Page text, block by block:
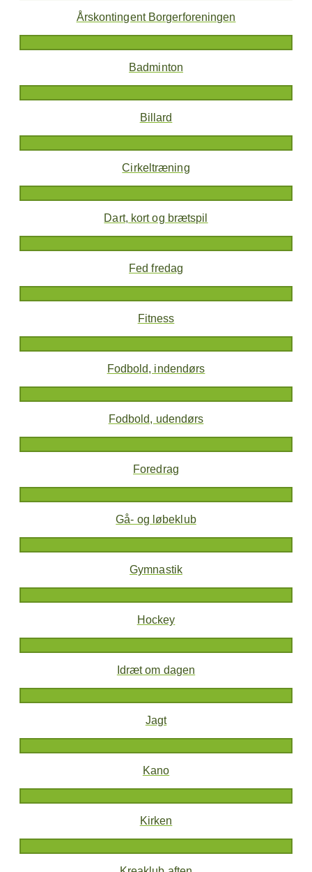
Årskontingent Borgerforeningen
Badminton
Billard
Cirkeltræning
Dart, kort og brætspil
Fed fredag
Fitness
Fodbold, indendørs
Fodbold, udendørs
Foredrag
Gå- og løbeklub
Gymnastik
Hockey
Idræt om dagen
Jagt
Kano
Kirken